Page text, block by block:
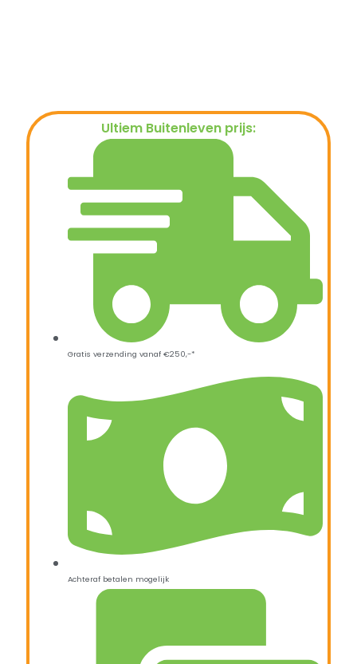
Ultiem Buitenleven prijs:
Gratis verzending vanaf €250,-*
Achteraf betalen mogelijk